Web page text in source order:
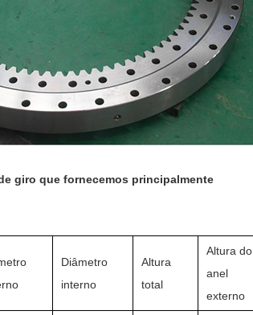
giro que fornecemos principalmente
Diâmetro
interno
Altura
total
Altura do
anel
externo